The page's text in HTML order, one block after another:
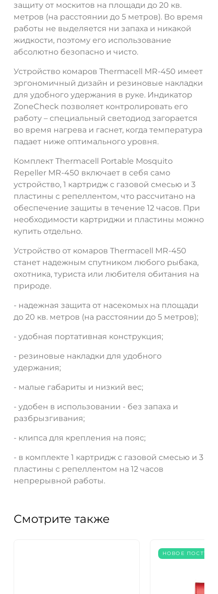
защиту от москитов на площади до 20 кв.
метров (на расстоянии до 5 метров). Во время
работы не выделяется ни запаха и никакой
жидкости, поэтому его использование
абсолютно безопасно и чисто.
Устройство комаров Thermacell MR-450 имеет
эргономичный дизайн и резиновые накладки
для удобного удержания в руке. Индикатор
ZoneCheck позволяет контролировать его
работу – специальный светодиод загорается
во время нагрева и гаснет, когда температура
падает ниже оптимального уровня.
Комплект Thermacell Portable Mosquito
Repeller MR-450 включает в себя само
устройство, 1 картридж с газовой смесью и 3
пластины с репеллентом, что рассчитано на
обеспечение защиты в течение 12 часов. При
необходимости картриджи и пластины можно
купить отдельно.
Устройство от комаров Thermacell MR-450
станет надежным спутником любого рыбака,
охотника, туриста или любителя обитания на
природе.
- надежная защита от насекомых на площади
до 20 кв. метров (на расстоянии до 5 метров);
- удобная портативная конструкция;
- резиновые накладки для удобного
удержания;
- малые габариты и низкий вес;
- удобен в использовании - без запаха и
разбрызгивания;
- клипса для крепления на пояс;
- в комплекте 1 картридж с газовой смесью и 3
пластины с репеллентом на 12 часов
непрерывной работы.
Смотрите также
НОВОЕ
ДА НЕТ